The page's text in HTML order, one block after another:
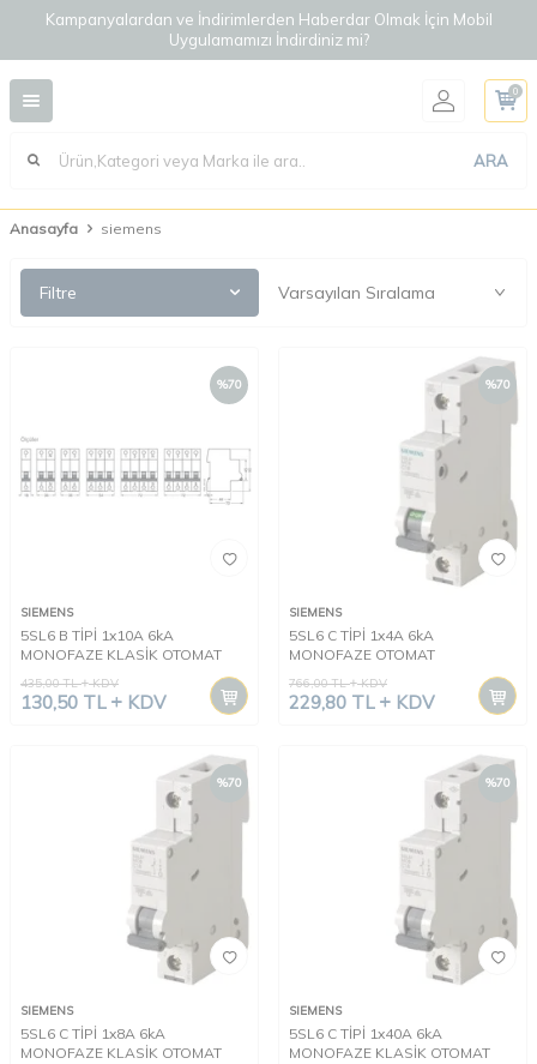
Kampanyalardan ve İndirimlerden Haberdar Olmak İçin Mobil
Uygulamamızı İndirdiniz mi?
ARA
0
Anasayfa siemens
Filtre
%70
SIEMENS
5SL6 B TİPİ 1x10A 6kA
MONOFAZE KLASİK OTOMAT
435,00TL KDV
130,50 TL KDV
%70
SIEMENS
5SL6 C TİPİ 1x4A 6kA
MONOFAZE OTOMAT
766,00TL KDV
229,80 TL KDV
%70
SIEMENS
5SL6 C TİPİ 1x8A 6kA
MONOFAZE KLASİK OTOMAT
%70
SIEMENS
5SL6 C TİPİ 1x40A 6kA
MONOFAZE KLASİK OTOMAT